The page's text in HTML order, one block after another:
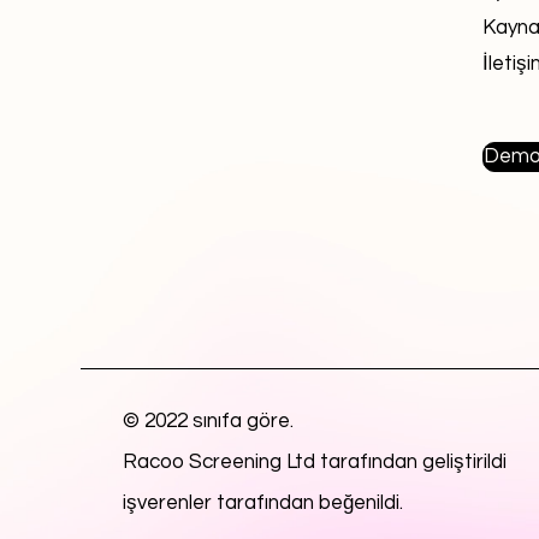
© 2022 sınıfa göre.
Racoo Screening Ltd tarafından geliştirildi
işverenler tarafından beğenildi.